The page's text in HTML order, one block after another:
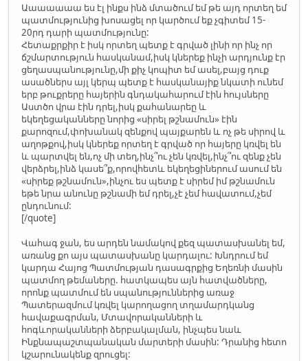
Աաաաաաա ես էլ ինքս ինձ մտածում եմ թե այդ որտեղ եմ
պատմությունից խոսացել որ կարծում եք չգիտեմ 15-
20րդ դարի պատմությունը:
Հետաքրքիր է իսկ որտեղ պետք է գրված լինի որ ինչ որ
ճշմարտություն հասկանամ,իսկ կներեք ինչի արդյունք էր
ցեղասպանությունը,մի քիչ կոպիտ եմ ասել,բայց դուք
ասածներս այլ կերպ պետք է հասկանայիք նկատի ունեմ
երբ թուքրերը հայերին գնդակահարում էին հույսները
Աստծո վրա էին դրել,իսկ քահանարեը և
եկեղեցականները նորից «սիրել թշնամուն» էին
քարոզում,փոխանակ զենքով պայքարեն և ոչ թե սիրով և
աղոթքով,իսկ կներեք որտեղ է գրված որ հայերը կռվել են
և պարտվել են,ոչ մի տեղ,ինչ՞ու չեն կռվել,ինչ՞ու զենք չեն
վերձրել,ինձ կասե՞ք,որովհետև եկեղեցիներում ասում են
«սիրեք թշնամուն»,ինչու ես պետք է սիրեմ իմ թշնամուն
եթե նրա անունը թշնամի եմ դրել,չէ չեմ հավատում,չեմ
ընդունում:
[/quote]
Վահագ ջան, ես արդեն նամակով քեզ պատասխանել եմ,
առանց քո այս պատասխանը կարդալու: Խնդրում եմ
կարդա Հայոց Պատմության դասագրքից Եղեռնի մասին
պատմող թեմաները. հատկապես այն հատվածները,
որոնք պատմում են սպանություններից առաջ
Պատերազմում կռվել կարողացող տղամարդկանց
հավաքագրման, Մտավորականների և
հոգևորականների ձերբակալման, ինչպես նաև
Ինքնապաշտպանական մարտերի մասին: Դրանից հետո
կշարունակենք զրուցել: